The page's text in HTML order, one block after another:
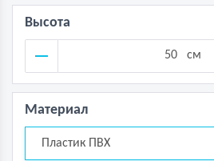
Высота
см
Материал
Пластик ПВХ